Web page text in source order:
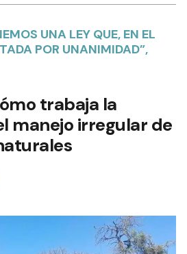
UNA LEY QUE, EN EL
POR UNANIMIDAD”,
trabaja la
manejo irregular de